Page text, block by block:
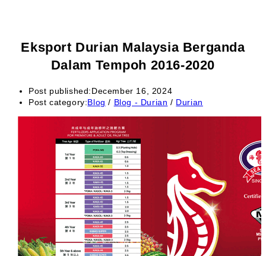
Eksport Durian Malaysia Berganda
Dalam Tempoh 2016-2020
Post published:December 16, 2024
Post category:Blog / Blog - Durian / Durian